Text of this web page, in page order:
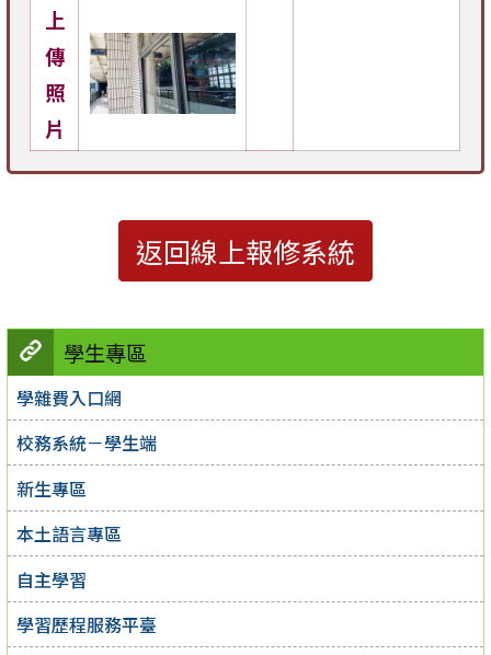
學生專區
學雜費入口網
校務系統－學生端
新生專區
本土語言專區
自主學習
學習歷程服務平臺
上
傳
照
片
返回線上報修系統